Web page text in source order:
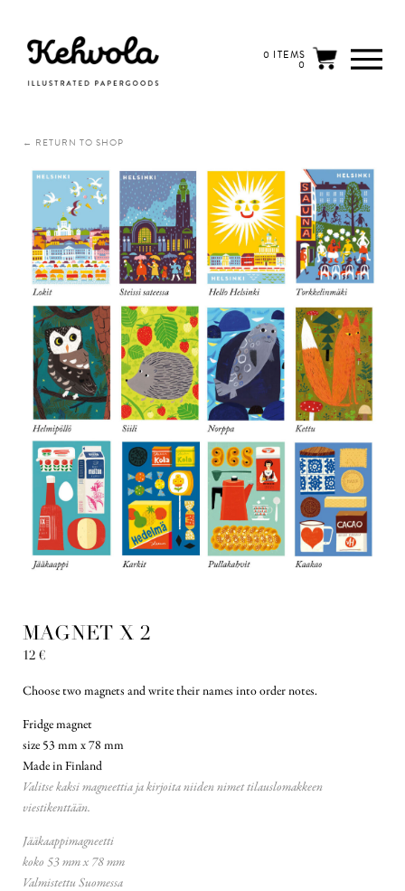
0 ITEMS
0
← RETURN TO SHOP
MAGNET X 2
12 €
Choose two magnets and write their names into order notes.
Fridge magnet
size 53 mm x 78 mm
Made in Finland
Valitse kaksi magneettia ja kirjoita niiden nimet tilauslomakkeen
viestikenttään.
Jääkaappimagneetti
koko 53 mm x 78 mm
Valmistettu Suomessa